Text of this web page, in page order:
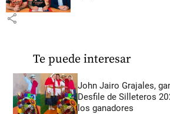
share
Te puede interesar
John Jairo Grajales,
Desfile de Silleteros
los ganadores